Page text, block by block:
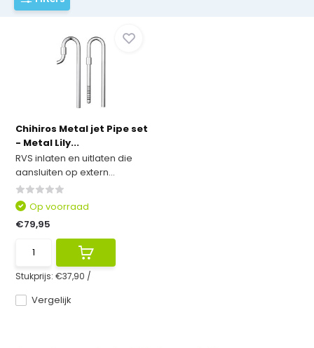
Chihiros Metal jet Pipe set
- Metal Lily...
RVS inlaten en uitlaten die
aansluiten op extern...
Vergelijk
Op voorraad
€79,95
Stukprijs:€37,90 /